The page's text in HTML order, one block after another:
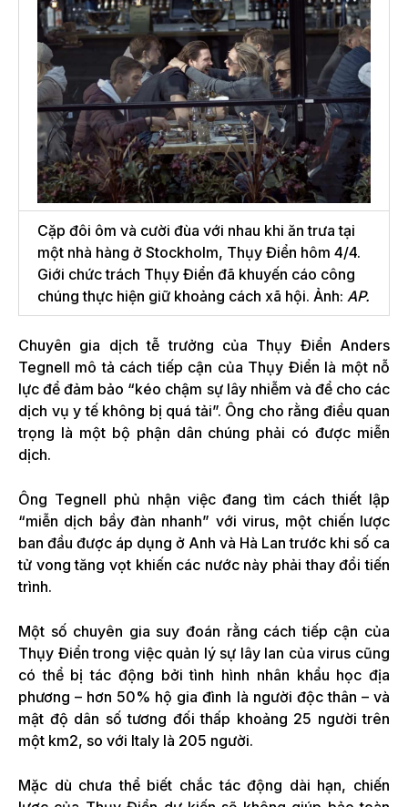
Cặp đôi ôm và cười đùa với nhau khi ăn trưa tại
một nhà hàng ở Stockholm, Thụy Điển hôm 4/4.
Giới chức trách Thụy Điển đã khuyến cáo công
chúng thực hiện giữ khoảng cách xã hội. Ảnh: AP.
Chuyên gia dịch tễ trưởng của Thụy Điển Anders
Tegnell mô tả cách tiếp cận của Thụy Điển là một nỗ
lực để đảm bảo “kéo chậm sự lây nhiễm và để cho các
dịch vụ y tế không bị quá tải”. Ông cho rằng điều quan
trọng là một bộ phận dân chúng phải có được miễn
dịch.
Ông Tegnell phủ nhận việc đang tìm cách thiết lập
“miễn dịch bầy đàn nhanh” với virus, một chiến lược
ban đầu được áp dụng ở Anh và Hà Lan trước khi số ca
tử vong tăng vọt khiến các nước này phải thay đổi tiến
trình.
Một số chuyên gia suy đoán rằng cách tiếp cận của
Thụy Điển trong việc quản lý sự lây lan của virus cũng
có thể bị tác động bởi tình hình nhân khẩu học địa
phương – hơn 50% hộ gia đình là người độc thân – và
mật độ dân số tương đối thấp khoảng 25 người trên
một km2, so với Italy là 205 người.
Mặc dù chưa thể biết chắc tác động dài hạn, chiến